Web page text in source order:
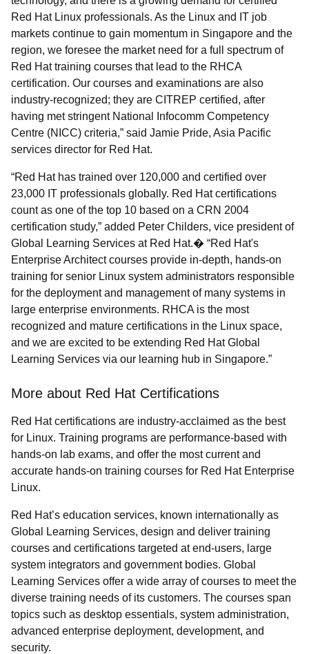
Red Hat Linux professionals. As the Linux and IT job
markets continue to gain momentum in Singapore and the
region, we foresee the market need for a full spectrum of
Red Hat training courses that lead to the RHCA
certification. Our courses and examinations are also
industry-recognized; they are CITREP certified, after
having met stringent National Infocomm Competency
Centre (NICC) criteria,” said Jamie Pride, Asia Pacific
services director for Red Hat.
“Red Hat has trained over 120,000 and certified over
23,000 IT professionals globally. Red Hat certifications
count as one of the top 10 based on a CRN 2004
certification study,” added Peter Childers, vice president of
Global Learning Services at Red Hat.� “Red Hat's
Enterprise Architect courses provide in-depth, hands-on
training for senior Linux system administrators responsible
for the deployment and management of many systems in
large enterprise environments. RHCA is the most
recognized and mature certifications in the Linux space,
and we are excited to be extending Red Hat Global
Learning Services via our learning hub in Singapore.”
More about Red Hat Certifications
Red Hat certifications are industry-acclaimed as the best
for Linux. Training programs are performance-based with
hands-on lab exams, and offer the most current and
accurate hands-on training courses for Red Hat Enterprise
Linux.
Red Hat’s education services, known internationally as
Global Learning Services, design and deliver training
courses and certifications targeted at end-users, large
system integrators and government bodies. Global
Learning Services offer a wide array of courses to meet the
diverse training needs of its customers. The courses span
topics such as desktop essentials, system administration,
advanced enterprise deployment, development, and
security.